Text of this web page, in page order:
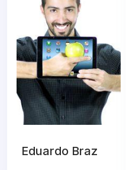
Eduardo Braz